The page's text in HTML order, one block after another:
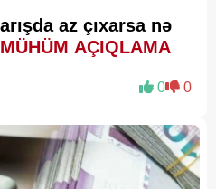
az çıxarsa nə
AÇIQLAMA
0 0